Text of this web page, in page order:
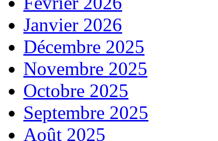
Janvier 2026
Décembre 2025
Novembre 2025
Octobre 2025
Septembre 2025
Août 2025